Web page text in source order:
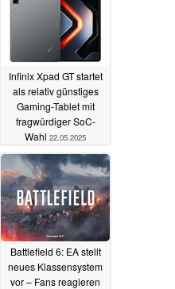
Infinix Xpad GT startet
als relativ günstiges
Gaming-Tablet mit
fragwürdiger SoC-
Wahl 22.05.2025
Battlefield 6: EA stellt
neues Klassensystem
vor – Fans reagieren